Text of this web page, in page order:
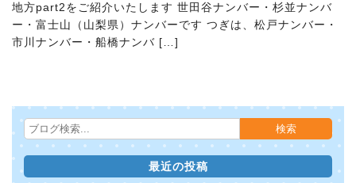
地方part2をご紹介いたします 世田谷ナンバー・杉並ナンバ
ー・富士山（山梨県）ナンバーです つぎは、松戸ナンバー・
市川ナンバー・船橋ナンバ […]
最近の投稿